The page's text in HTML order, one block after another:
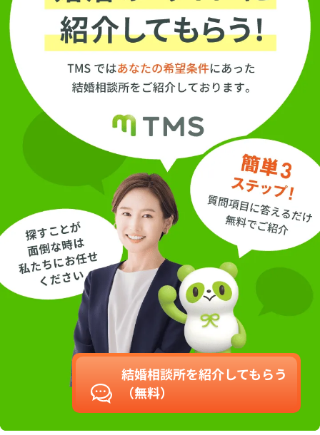
結婚相談所を紹介してもらう
（無料）